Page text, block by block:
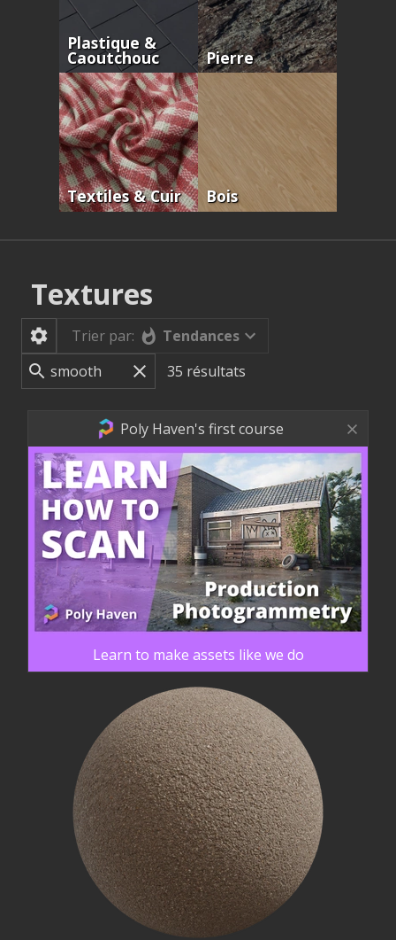
Plastique &
Caoutchouc Pierre
Textiles & Cuir Bois
Textures
Trier par:
Tendances
35 résultats
Poly Haven's first course
Learn to make assets like we do